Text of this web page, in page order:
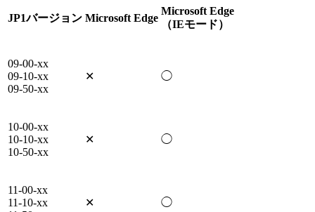
JP1バージョン Microsoft Edge
Microsoft Edge
（IEモード）
09-00-xx
09-10-xx
09-50-xx
✕ ◯
10-00-xx
10-10-xx
10-50-xx
✕ ◯
11-00-xx
11-10-xx
✕ ◯